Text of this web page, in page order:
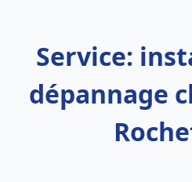
Service:
dépannage